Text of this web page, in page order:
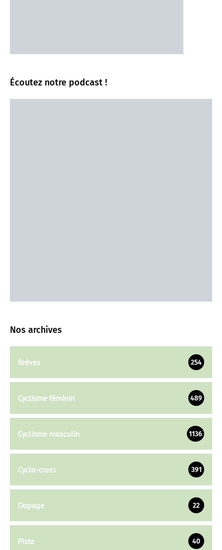
Écoutez notre podcast !
Nos archives
Brèves 254
Cyclisme féminin 489
Cyclisme masculin 1136
Cyclo-cross 391
Dopage 22
Piste 40